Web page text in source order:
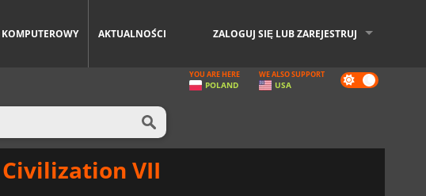
KOMPUTEROWY AKTUALNOŚCI ZALOGUJ SIĘ LUB ZAREJESTRUJ
Dark
mode
YOU ARE HERE
POLAND
WE ALSO SUPPORT
USA
VII